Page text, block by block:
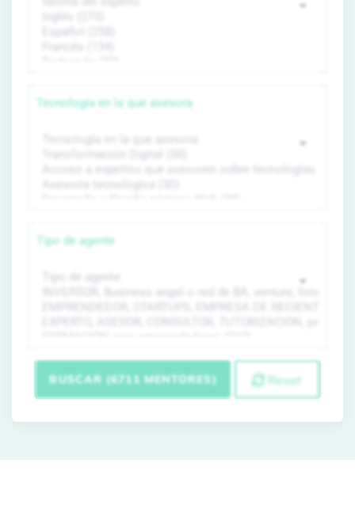
Tecnología en la que asesora
Tipo de agente
BUSCAR (6711 MENTORES) Reset